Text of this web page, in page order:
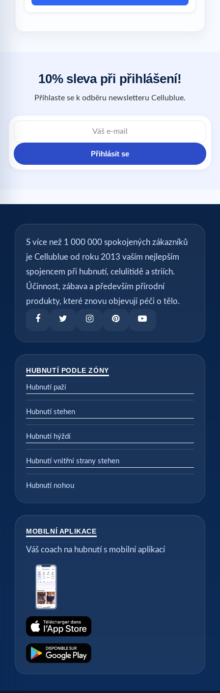
10% sleva při přihlášení!
Přihlaste se k odběru newsletteru Cellublue.
Přihlásit se
S více než 1 000 000 spokojených zákazníků
je Cellublue od roku 2013 vaším nejlepším
spojencem při hubnutí, celulitidě a striích.
Účinnost, zábava a především přírodní
produkty, které znovu objevují péči o tělo.
HUBNUTÍ PODLE ZÓNY
Hubnutí paží
Hubnutí stehen
Hubnutí hýždí
Hubnutí vnitřní strany stehen
Hubnutí nohou
MOBILNÍ APLIKACE
Váš coach na hubnutí s mobilní aplikací